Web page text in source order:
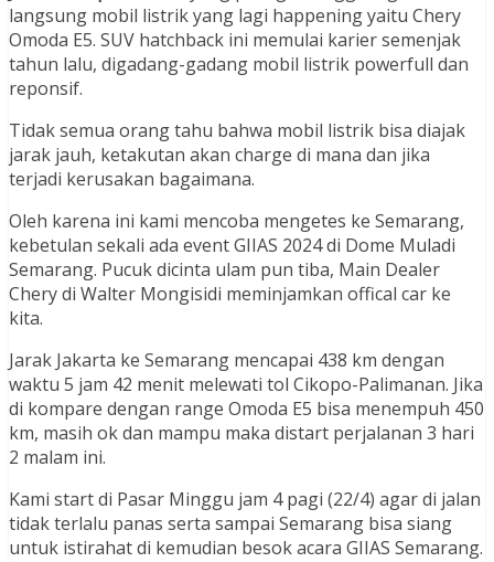
langsung mobil listrik yang lagi happening yaitu Chery
Omoda E5. SUV hatchback ini memulai karier semenjak
tahun lalu, digadang-gadang mobil listrik powerfull dan
reponsif.
Tidak semua orang tahu bahwa mobil listrik bisa diajak
jarak jauh, ketakutan akan charge di mana dan jika
terjadi kerusakan bagaimana.
Oleh karena ini kami mencoba mengetes ke Semarang,
kebetulan sekali ada event GIIAS 2024 di Dome Muladi
Semarang. Pucuk dicinta ulam pun tiba, Main Dealer
Chery di Walter Mongisidi meminjamkan offical car ke
kita.
Jarak Jakarta ke Semarang mencapai 438 km dengan
waktu 5 jam 42 menit melewati tol Cikopo-Palimanan. Jika
di kompare dengan range Omoda E5 bisa menempuh 450
km, masih ok dan mampu maka distart perjalanan 3 hari
2 malam ini.
Kami start di Pasar Minggu jam 4 pagi (22/4) agar di jalan
tidak terlalu panas serta sampai Semarang bisa siang
untuk istirahat di kemudian besok acara GIIAS Semarang.